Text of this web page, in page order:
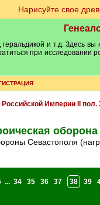
Нарисуйте свое
и т.д. Здесь
при
Империи II пол.
Севастополя
... 34 35 36 37 38 39